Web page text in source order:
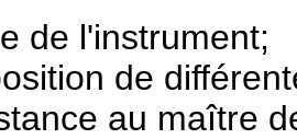
de l'instrument;
de
au maître